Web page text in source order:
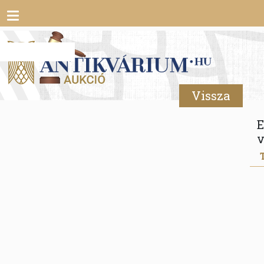
navigation
Vissza